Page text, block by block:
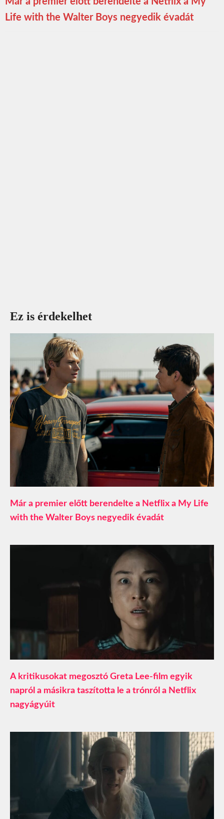
Life with the Walter Boys negyedik évadát
Ez is érdekelhet
Már a premier előtt berendelte a Netflix a My Life
with the Walter Boys negyedik évadát
A kritikusokat megosztó Greta Lee-film egyik
napról a másikra taszította le a trónról a Netflix
nagyágyúit